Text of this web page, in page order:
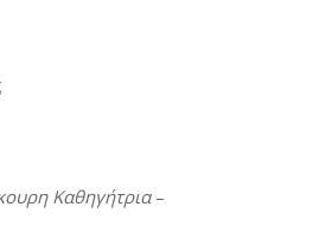
Καθηγήτρια–